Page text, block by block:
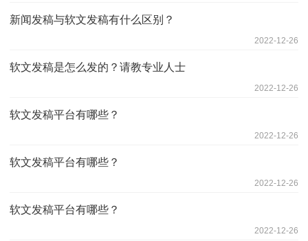
新闻发稿与软文发稿有什么区别？
2022-12-26
软文发稿是怎么发的？请教专业人士
2022-12-26
软文发稿平台有哪些？
2022-12-26
软文发稿平台有哪些？
2022-12-26
软文发稿平台有哪些？
2022-12-26